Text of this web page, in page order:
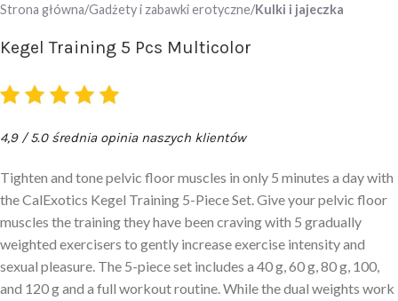
Strona główna Gadżety i zabawki erotyczne Kulki i jajeczka
Kegel Training 5 Pcs Multicolor
4,9 / 5.0 średnia opinia naszych klientów
Tighten and tone pelvic floor muscles in only 5 minutes a day with
the CalExotics Kegel Training 5-Piece Set. Give your pelvic floor
muscles the training they have been craving with 5 gradually
weighted exercisers to gently increase exercise intensity and
sexual pleasure. The 5-piece set includes a 40 g, 60 g, 80 g, 100,
and 120 g and a full workout routine. While the dual weights work